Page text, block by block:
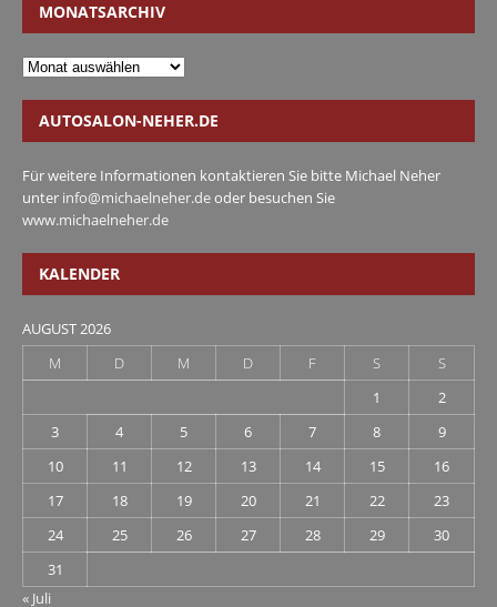
MONATSARCHIV
AUTOSALON-NEHER.DE
Für weitere Informationen kontaktieren Sie bitte Michael Neher
unter info@michaelneher.deoder besuchen Sie
www.michaelneher.de
KALENDER
AUGUST 2026
M
D M D F S
S
1
2
3
4 5 6 7 8
9
10
11 12 13 14 15
16
17
18 19 20 21 22
23
24
25 26 27 28 29
30
31
« Juli